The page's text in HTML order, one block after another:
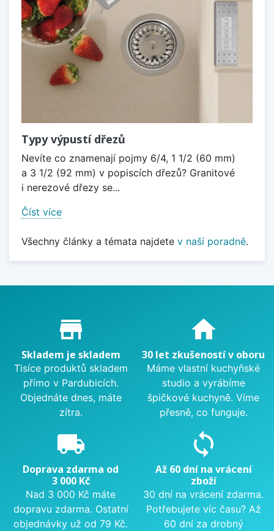
Typy výpustí dřezů
Nevíte co znamenají pojmy 6/4, 1 1/2 (60 mm)
a 3 1/2 (92 mm) v popiscích dřezů? Granitové
i nerezové dřezy se...
Číst více
Všechny články a témata najdete v naší poradně.
Proč nakupovat u nás?
store_mall_directory
Skladem je skladem
Tisíce produktů skladem
přímo v Pardubicích.
Objednáte dnes, máte
zítra.
home
30 let zkušeností v oboru
Máme vlastní kuchyňské
studio a vyrábíme
špičkové kuchyně. Víme
přesně, co funguje.
local_shipping
Doprava zdarma od
3 000 Kč
Nad 3 000 Kč máte
dopravu zdarma. Ostatní
objednávky už od 79 Kč.
sync
Až 60 dní na vrácení
zboží
30 dní na vrácení zdarma.
Potřebujete víc času? Až
60 dní za drobný